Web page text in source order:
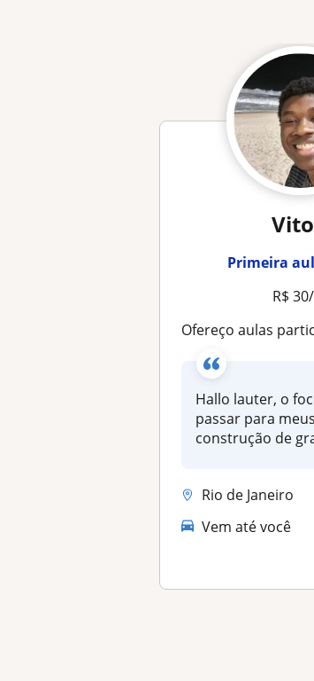
Primeira
R$
Ofereço aulas particulares de alemão para
Hallo lauter, o
passar para meus
construção de
Rio de Janeiro
Vem até você